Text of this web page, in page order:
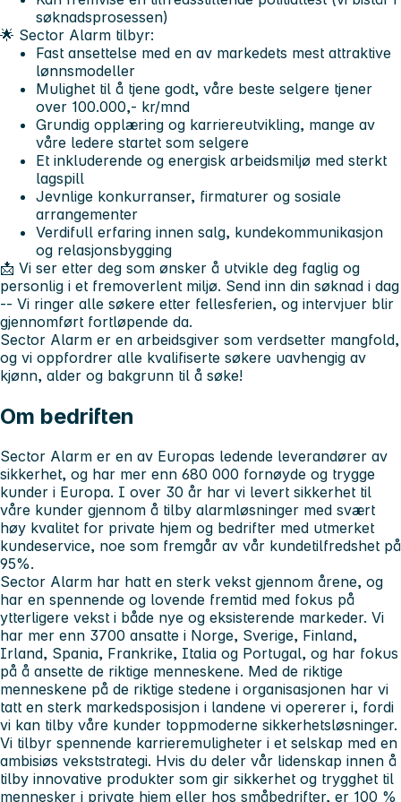
søknadsprosessen)
🌟 Sector Alarm tilbyr:
Fast ansettelse med en av markedets mest attraktive
lønnsmodeller
Mulighet til å tjene godt, våre beste selgere tjener
over 100.000,- kr/mnd
Grundig opplæring og karriereutvikling, mange av
våre ledere startet som selgere
Et inkluderende og energisk arbeidsmiljø med sterkt
lagspill
Jevnlige konkurranser, firmaturer og sosiale
arrangementer
Verdifull erfaring innen salg, kundekommunikasjon
og relasjonsbygging
📩 Vi ser etter deg som ønsker å utvikle deg faglig og
personlig i et fremoverlent miljø. Send inn din søknad i dag
-- Vi ringer alle søkere etter fellesferien, og intervjuer blir
gjennomført fortløpende da.
Sector Alarm er en arbeidsgiver som verdsetter mangfold,
og vi oppfordrer alle kvalifiserte søkere uavhengig av
kjønn, alder og bakgrunn til å søke!
Om bedriften
Sector Alarm er en av Europas ledende leverandører av
sikkerhet, og har mer enn 680 000 fornøyde og trygge
kunder i Europa. I over 30 år har vi levert sikkerhet til
våre kunder gjennom å tilby alarmløsninger med svært
høy kvalitet for private hjem og bedrifter med utmerket
kundeservice, noe som fremgår av vår kundetilfredshet på
95%.
Sector Alarm har hatt en sterk vekst gjennom årene, og
har en spennende og lovende fremtid med fokus på
ytterligere vekst i både nye og eksisterende markeder. Vi
har mer enn 3700 ansatte i Norge, Sverige, Finland,
Irland, Spania, Frankrike, Italia og Portugal, og har fokus
på å ansette de riktige menneskene. Med de riktige
menneskene på de riktige stedene i organisasjonen har vi
tatt en sterk markedsposisjon i landene vi opererer i, fordi
vi kan tilby våre kunder toppmoderne sikkerhetsløsninger.
Vi tilbyr spennende karrieremuligheter i et selskap med en
ambisiøs vekststrategi. Hvis du deler vår lidenskap innen å
tilby innovative produkter som gir sikkerhet og trygghet til
mennesker i private hjem eller hos småbedrifter, er 100 %